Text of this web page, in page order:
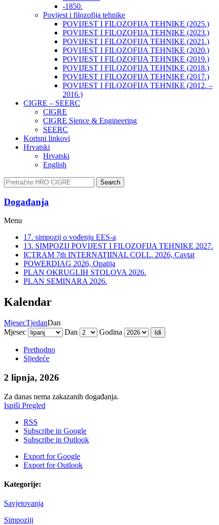
-1850.
Povijest i filozofija tehnike
POVIJEST I FILOZOFIJA TEHNIKE (2025.)
POVIJEST I FILOZOFIJA TEHNIKE (2023.)
POVIJEST I FILOZOFIJA TEHNIKE (2021.)
POVIJEST I FILOZOFIJA TEHNIKE (2020.)
POVIJEST I FILOZOFIJA TEHNIKE (2019.)
POVIJEST I FILOZOFIJA TEHNIKE (2018.)
POVIJEST I FILOZOFIJA TEHNIKE (2017.)
POVIJEST I FILOZOFIJA TEHNIKE (2012. –
2016.)
CIGRE – SEERC
CIGRE
CIGRE Sience & Engineering
SEERC
Korisni linkovi
Hrvatski
Hrvatski
English
Search
Događanja​
Menu
17. simpozij o vođenju EES-a
13. SIMPOZIJ POVIJEST I FILOZOFIJA TEHNIKE 2027.
ICTRAM 7th INTERNATIINAL COLL. 2026, Cavtat
POWERDIAG 2026, Opatija
PLAN OKRUGLIH STOLOVA 2026.
PLAN SEMINARA 2026.
Kalendar
MjesecTjedanDan
Mjesec
Dan Godina
Prethodno
Sljedeće
2 lipnja, 2026
Za danas nema zakazanih događanja.
Ispiši Pregled
RSS
Subscribe in Google
Subscribe in Outlook
Export forGoogle
Export forOutlook
Kategorije:
Savjetovanja
Simpoziji